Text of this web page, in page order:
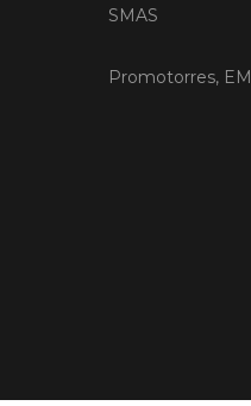
SMAS
Promotorres, EM